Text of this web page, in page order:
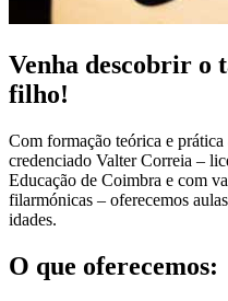
Venha descobrir o
filho!
Com formação teórica e prática
credenciado Valter Correia –
Educação de Coimbra e com
filarmónicas – oferecemos
idades.
O que oferecemos: